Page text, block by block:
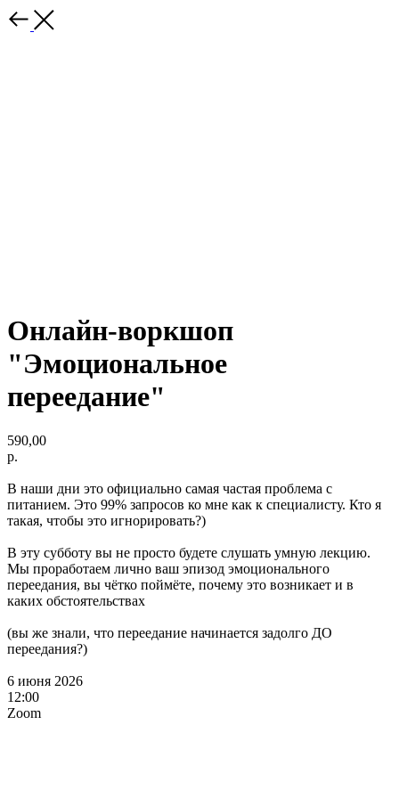
Онлайн-воркшоп
"Эмоциональное
переедание"
590,00
р.
В наши дни это официально самая частая проблема с
питанием. Это 99% запросов ко мне как к специалисту. Кто я
такая, чтобы это игнорировать?)
В эту субботу вы не просто будете слушать умную лекцию.
Мы проработаем лично ваш эпизод эмоционального
переедания, вы чётко поймёте, почему это возникает и в
каких обстоятельствах
(вы же знали, что переедание начинается задолго ДО
переедания?)
6 июня 2026
12:00
Zoom